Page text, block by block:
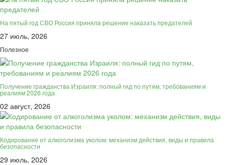
На пятый год СВО Россия приняла решение наказать предателей
27 июль, 2026
Полезное
Получение гражданства Израиля: полный гид по путям, требованиям и
реалиям 2026 года
02 август, 2026
Кодирование от алкоголизма уколом: механизм действия, виды и правила
безопасности
29 июль, 2026